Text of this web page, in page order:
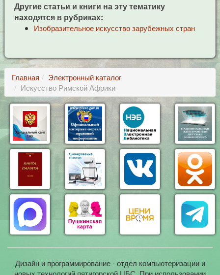
Другие статьи и книги на эту тематику
находятся в рубриках:
Изобразительное искусство зарубежных стран
Главная
Электронный каталог
Искусство Римской Африки
Дизайн и программирование - отдел компьютеризации и